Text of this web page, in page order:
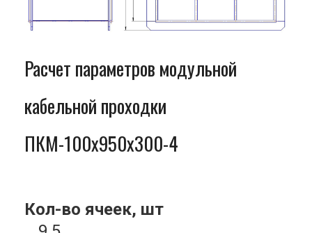
Расчет параметров модульной
кабельной проходки
ПКМ-100x950x300-4
Кол-во ячеек, шт